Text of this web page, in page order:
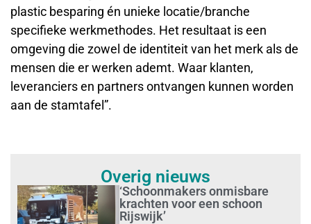
plastic besparing én unieke locatie/branche
specifieke werkmethodes. Het resultaat is een
omgeving die zowel de identiteit van het merk als de
mensen die er werken ademt. Waar klanten,
leveranciers en partners ontvangen kunnen worden
aan de stamtafel”.
Overig nieuws
‘Schoonmakers onmisbare
krachten voor een schoon
Rijswijk’